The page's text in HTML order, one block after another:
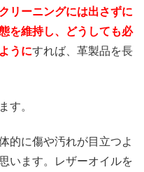
リーニングには出さずに
を維持し、どうしても必
うにすれば、革製品を長
す。
的に傷や汚れが目立つよ
います。レザーオイルを